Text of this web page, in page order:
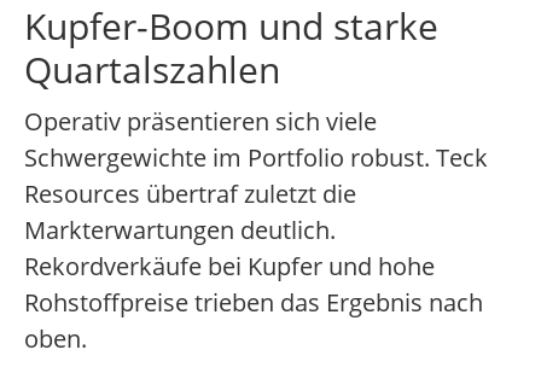
Kupfer-Boom und starke
Quartalszahlen
Operativ präsentieren sich viele
Schwergewichte im Portfolio robust. Teck
Resources übertraf zuletzt die
Markterwartungen deutlich.
Rekordverkäufe bei Kupfer und hohe
Rohstoffpreise trieben das Ergebnis nach
oben.